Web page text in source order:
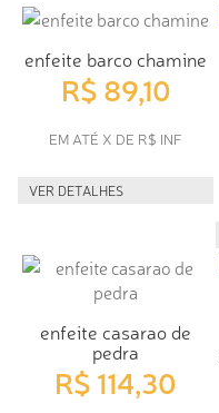
enfeite barco chamine
R$ 89,10
EM ATÉ X DE R$ INF
VER DETALHES
enfeite casarao de
pedra
R$ 114,30